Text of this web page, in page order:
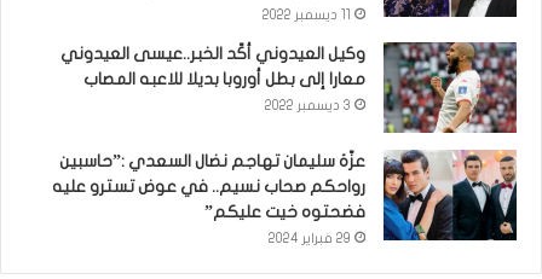
وكيل العيدوني أكّد الخبر..عيسى العيدوني
معارا إلى بطل أوروبا بديلا للاعبه المصاب
3 ديسمبر 2022
عزّة سليمان تهاجم نضال السعدي :”حاسبين
رواحكم صحاب نسيم.. في عوض تسترو عليه
فضحتوه خيت عليكم”
29 فبراير 2024